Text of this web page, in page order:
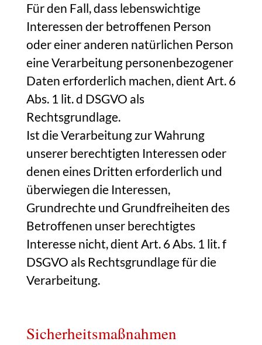
Für den Fall, dass lebenswichtige
Interessen der betroffenen Person
oder einer anderen natürlichen Person
eine Verarbeitung personenbezogener
Daten erforderlich machen, dient Art. 6
Abs. 1 lit. d DSGVO als
Rechtsgrundlage.
Ist die Verarbeitung zur Wahrung
unserer berechtigten Interessen oder
denen eines Dritten erforderlich und
überwiegen die Interessen,
Grundrechte und Grundfreiheiten des
Betroffenen unser berechtigtes
Interesse nicht, dient Art. 6 Abs. 1 lit. f
DSGVO als Rechtsgrundlage für die
Verarbeitung.
Sicherheitsmaßnahmen